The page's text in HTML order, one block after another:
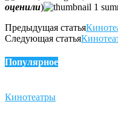
оценили)
Предыдущая статья
Следующая статья
Популярное
Кинотеатры